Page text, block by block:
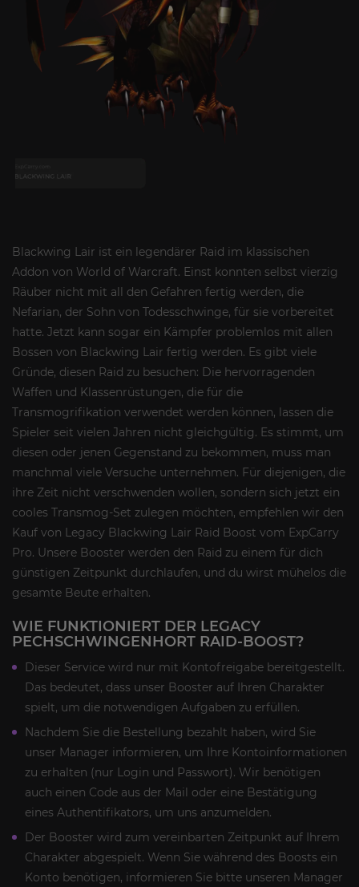
Blackwing Lair ist ein legendärer Raid im klassischen
Addon von World of Warcraft. Einst konnten selbst vierzig
Räuber nicht mit all den Gefahren fertig werden, die
Nefarian, der Sohn von Todesschwinge, für sie vorbereitet
hatte. Jetzt kann sogar ein Kämpfer problemlos mit allen
Bossen von Blackwing Lair fertig werden. Es gibt viele
Gründe, diesen Raid zu besuchen: Die hervorragenden
Waffen und Klassenrüstungen, die für die
Transmogrifikation verwendet werden können, lassen die
Spieler seit vielen Jahren nicht gleichgültig. Es stimmt, um
diesen oder jenen Gegenstand zu bekommen, muss man
manchmal viele Versuche unternehmen. Für diejenigen, die
ihre Zeit nicht verschwenden wollen, sondern sich jetzt ein
cooles Transmog-Set zulegen möchten, empfehlen wir den
Kauf von Legacy Blackwing Lair Raid Boost vom ExpCarry
Pro. Unsere Booster werden den Raid zu einem für dich
günstigen Zeitpunkt durchlaufen, und du wirst mühelos die
gesamte Beute erhalten.
WIE FUNKTIONIERT DER LEGACY
PECHSCHWINGENHORT RAID-BOOST?
Dieser Service wird nur mit Kontofreigabe bereitgestellt.
Das bedeutet, dass unser Booster auf Ihren Charakter
spielt, um die notwendigen Aufgaben zu erfüllen.
Nachdem Sie die Bestellung bezahlt haben, wird Sie
unser Manager informieren, um Ihre Kontoinformationen
zu erhalten (nur Login und Passwort). Wir benötigen
auch einen Code aus der Mail oder eine Bestätigung
eines Authentifikators, um uns anzumelden.
Der Booster wird zum vereinbarten Zeitpunkt auf Ihrem
Charakter abgespielt. Wenn Sie während des Boosts ein
Konto benötigen, informieren Sie bitte unseren Manager